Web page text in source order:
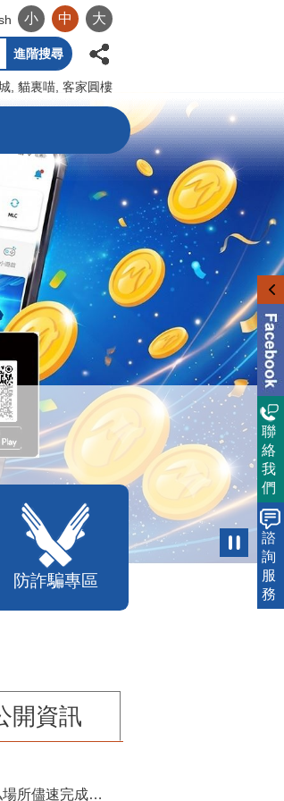
小 中 大
進階搜尋
貓裏喵 客家圓樓
防詐騙專區
開資訊
115年第2季固定源空污費申報已於7月底截止，請尚未申報公私場所儘速完成申繳，以免面臨滯納金及罰鍰!
聯
絡
我
們
諮
詢
服
務